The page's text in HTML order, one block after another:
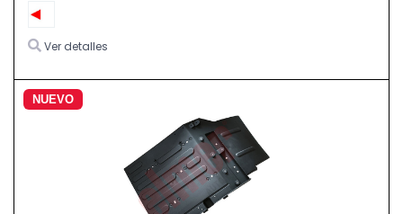
Ver detalles
NUEVO